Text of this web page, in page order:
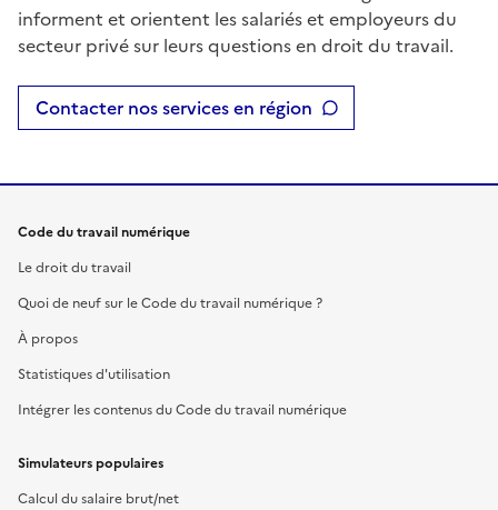
informent et orientent les salariés et employeurs du
secteur privé sur leurs questions en droit du travail.
Contacter nos services en région
Code du travail numérique
Le droit du travail
Quoi de neuf sur le Code du travail numérique ?
À propos
Statistiques d'utilisation
Intégrer les contenus du Code du travail numérique
Simulateurs populaires
Calcul du salaire brut/net